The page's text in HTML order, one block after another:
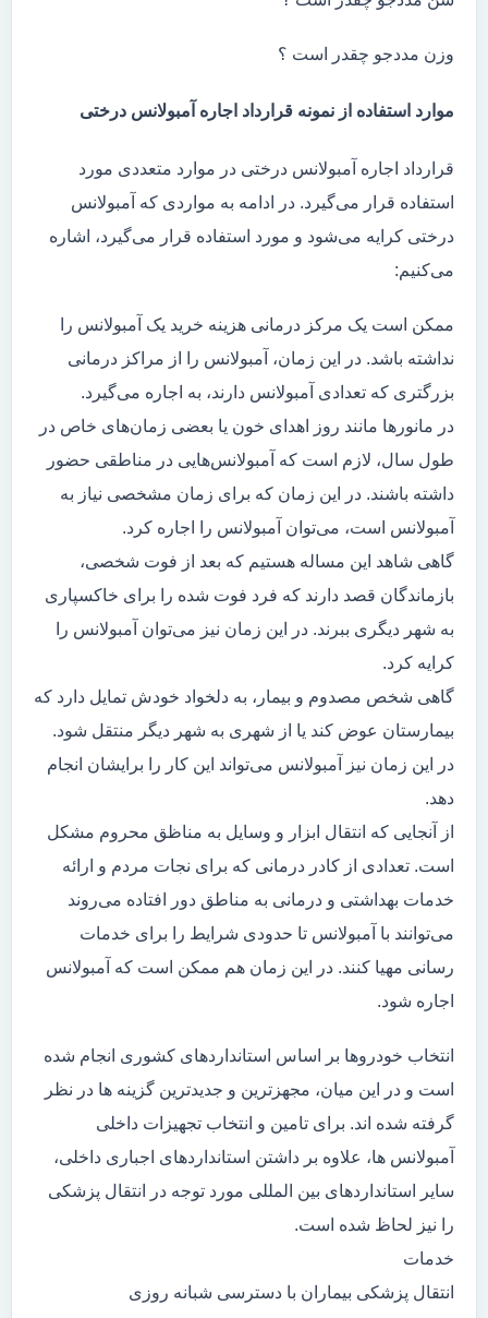
وزن مددجو چقدر است ؟
موارد استفاده از نمونه قرارداد اجاره آمبولانس درختی
قرارداد اجاره آمبولانس درختی در موارد متعددی مورد
استفاده قرار می‌گیرد. در ادامه به مواردی که آمبولانس
درختی کرایه می‌شود و مورد استفاده قرار می‌گیرد، اشاره
می‌کنیم:
ممکن است یک مرکز درمانی هزینه خرید یک آمبولانس را
نداشته باشد. در این زمان، آمبولانس را از مراکز درمانی
بزرگتری که تعدادی آمبولانس دارند، به اجاره می‌گیرد.
در مانور‌ها مانند روز اهدای خون یا بعضی زمان‌های خاص در
طول سال، لازم است که آمبولانس‌هایی در مناطقی حضور
داشته باشند. در این زمان که برای زمان مشخصی نیاز به
آمبولانس است، می‌توان آمبولانس را اجاره کرد.
گاهی شاهد این مساله هستیم که بعد از فوت شخصی،
بازماندگان قصد دارند که فرد فوت شده را برای خاکسپاری
به شهر دیگری ببرند. در این زمان نیز می‌توان آمبولانس را
کرایه کرد.
گاهی شخص مصدوم و بیمار، به دلخواد خودش تمایل دارد که
بیمارستان عوض کند یا از شهری به شهر دیگر منتقل شود.
در این زمان نیز آمبولانس می‌تواند این کار را برایشان انجام
دهد.
از آنجایی که انتقال ابزار و وسایل به مناظق محروم مشکل
است. تعدادی از کادر درمانی که برای نجات مردم و ارائه
خدمات بهداشتی و درمانی به مناطق دور افتاده می‌روند
می‌توانند با آمبولانس تا حدودی شرایط را برای خدمات
رسانی مهیا کنند. در این زمان هم ممکن است که آمبولانس
اجاره شود.
انتخاب خودروها بر اساس استانداردهای کشوری انجام شده
است و در این میان، مجهزترین و جدیدترین گزینه ها در نظر
گرفته شده اند. برای تامین و انتخاب تجهیزات داخلی
آمبولانس ها، علاوه بر داشتن استانداردهای اجباری داخلی،
سایر استانداردهای بین المللی مورد توجه در انتقال پزشکی
را نیز لحاظ شده است.
خدمات
انتقال پزشکی بیماران با دسترسی شبانه روزی